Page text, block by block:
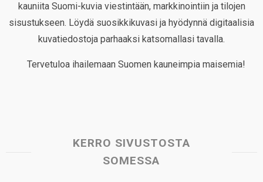
kauniita Suomi-kuvia viestintään, markkinointiin ja tilojen
sisustukseen. Löydä suosikkikuvasi ja hyödynnä digitaalisia
kuvatiedostoja parhaaksi katsomallasi tavalla.
Tervetuloa ihailemaan Suomen kauneimpia maisemia!
KERRO SIVUSTOSTA
SOMESSA